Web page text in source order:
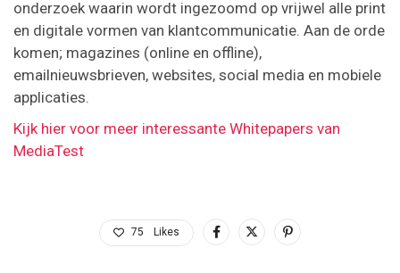
onderzoek waarin wordt ingezoomd op vrijwel alle print
en digitale vormen van klantcommunicatie. Aan de orde
komen; magazines (online en offline),
emailnieuwsbrieven, websites, social media en mobiele
applicaties.
Kijk hier voor meer interessante Whitepapers van
MediaTest
75 Likes